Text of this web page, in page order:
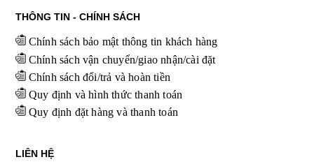
THÔNG TIN - CHÍNH SÁCH
Chính sách bảo mật thông tin khách hàng
Chính sách vận chuyển/giao nhận/cài đặt
Chính sách đổi/trả và hoàn tiền
Quy định và hình thức thanh toán
Quy định đặt hàng và thanh toán
LIÊN HỆ